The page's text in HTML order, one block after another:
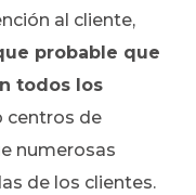
al cliente,
probable que
todos los
centros de
numerosas
de los clientes.